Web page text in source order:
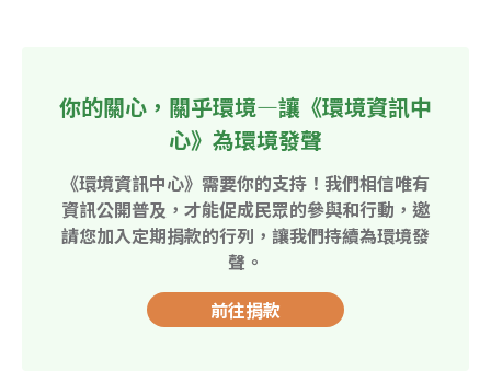
你的關心，關乎環境—讓《環境資訊中
心》為環境發聲
《環境資訊中心》需要你的支持！我們相信唯有
資訊公開普及，才能促成民眾的參與和行動，邀
請您加入定期捐款的行列，讓我們持續為環境發
聲。
前往捐款